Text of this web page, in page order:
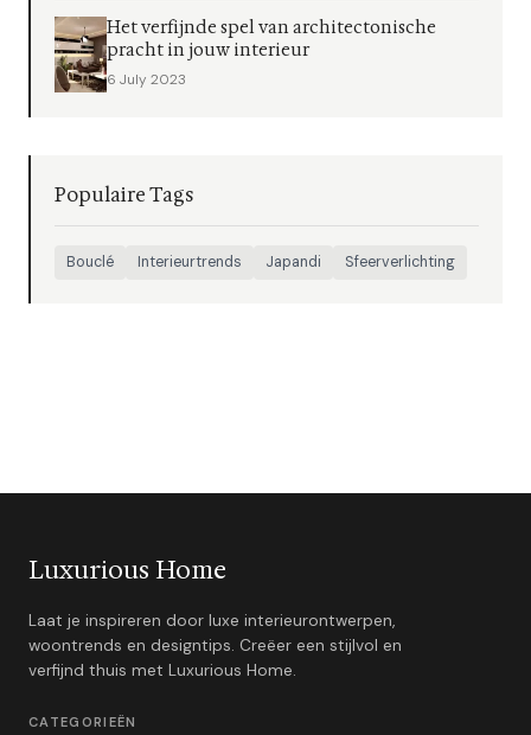
Het verfijnde spel van architectonische
pracht in jouw interieur
6 July 2023
Populaire Tags
Bouclé Interieurtrends Japandi Sfeerverlichting
Luxurious Home
Laat je inspireren door luxe interieurontwerpen,
woontrends en designtips. Creëer een stijlvol en
verfijnd thuis met Luxurious Home.
CATEGORIEËN